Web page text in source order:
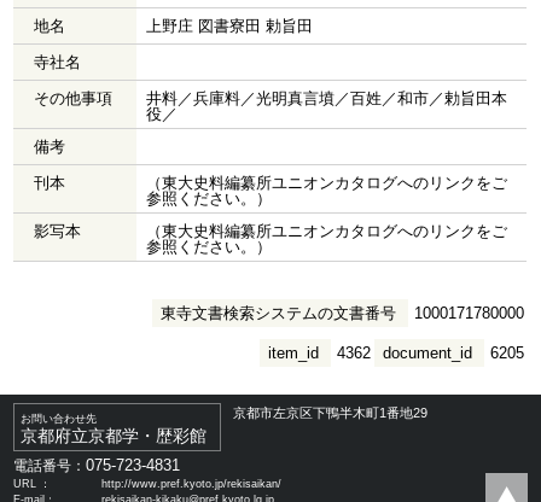
地名
上野庄 図書寮田 勅旨田
寺社名
その他事項
井料／兵庫料／光明真言墳／百姓／和市／勅旨田本
役／
備考
刊本
（東大史料編纂所ユニオンカタログへのリンクをご
参照ください。）
影写本
（東大史料編纂所ユニオンカタログへのリンクをご
参照ください。）
東寺文書検索システムの文書番号 1000171780000
document_id 6205
item_id 4362
お問い合わせ先
京都府立京都学・歴彩館
京都市左京区下鴨半木町1番地29
電話番号：075-723-4831
URL ：
http://www.pref.kyoto.jp/rekisaikan/
E-mail：
rekisaikan-kikaku@pref.kyoto.lg.jp